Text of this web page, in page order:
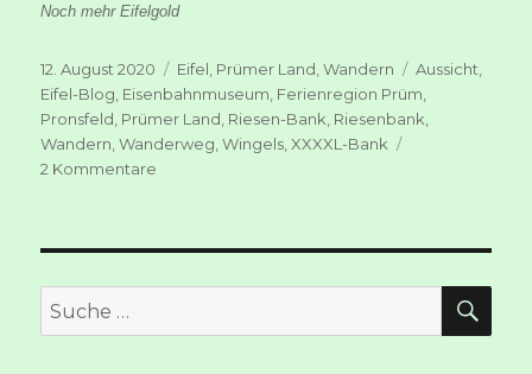
Noch mehr Eifelgold
Veröffentlicht
am
12. August 2020 Kategorien
Eifel Prümer Land ,Wandern Schlagwörter
Aussicht
Eifel-Blog Eisenbahnmuseum Ferienregion Prüm
Pronsfeld Prümer Land Riesen-Bank Riesenbank
Wandern ,Wanderweg ,Wingels ,XXXXL-Bank
2 Kommentare
–
Suche
Suche
nach: